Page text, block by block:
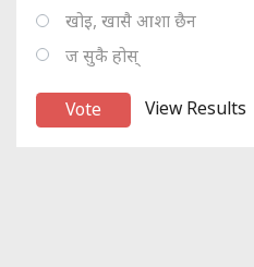
खोइ, खासै आशा छैन
ज सुकै होस्
View Results